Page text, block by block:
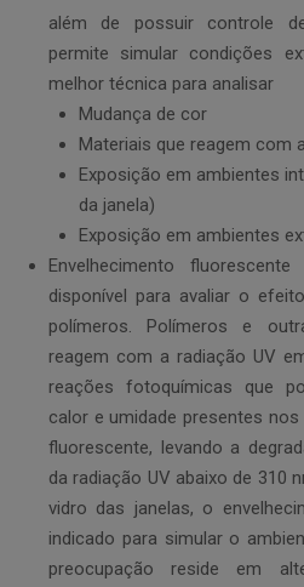
além de possuir controle
permite simular condições
melhor técnica para analisar
Mudança de cor
Materiais que reagem com
Exposição em ambientes
da janela)
Exposição em ambientes
Envelhecimento
disponível para avaliar o
polímeros. Polímeros e
reagem com a radiação UV
reações fotoquímicas que
calor e umidade presentes
fluorescente, levando a
da radiação UV abaixo de 310
vidro das janelas, o
indicado para simular o
preocupação reside em